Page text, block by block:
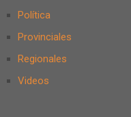
Política
Provinciales
Regionales
Videos